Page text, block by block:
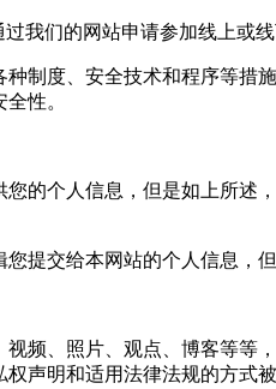
们的网站申请参加线上或
度、安全技术和程序等措
性。
个人信息，但是如上所述
交给本网站的个人信息，
、照片、观点、博客等等
声明和适用法律法规的方式